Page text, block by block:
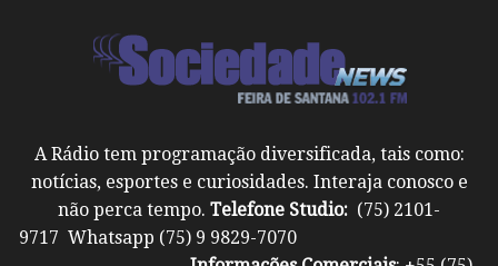
A Rádio tem programação diversificada, tais como:
notícias, esportes e curiosidades. Interaja conosco e
não perca tempo. Telefone Studio: (75) 2101-
9717 Whatsapp (75) 9 9829-7070